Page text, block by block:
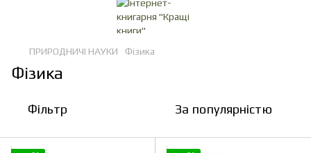
ПРИРОДНИЧІ НАУКИ Фізика
Фізика
Фільтр За популярністю